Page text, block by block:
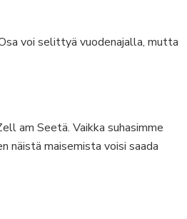
voi selittyä vuodenajalla, mutta
am Seetä. Vaikka suhasimme
maisemista voisi saada